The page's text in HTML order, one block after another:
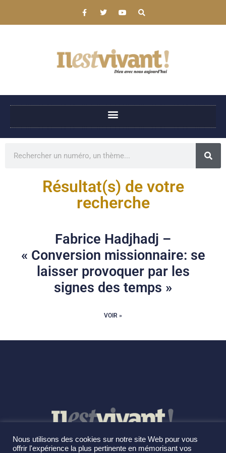
Résultat(s) de votre
recherche
Fabrice Hadjhadj –
« Conversion missionnaire: se
laisser provoquer par les
signes des temps »
VOIR »
Nous utilisons des cookies sur notre site Web pour vous
offrir l'expérience la plus pertinente en mémorisant vos